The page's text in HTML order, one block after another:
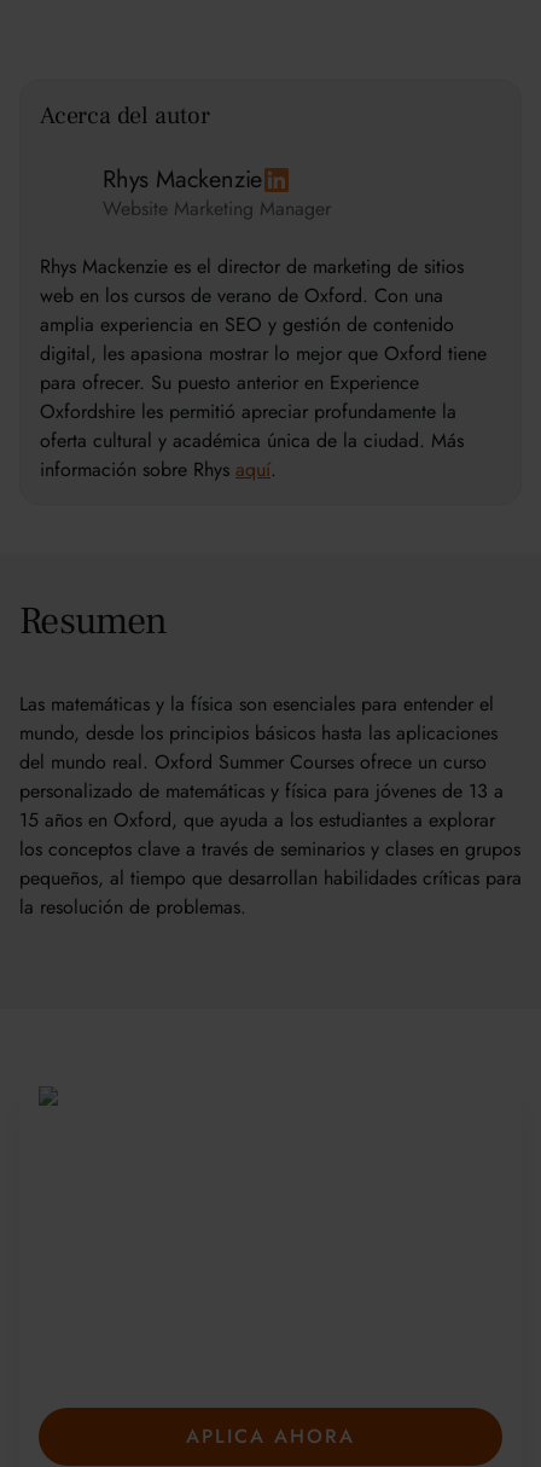
Acerca del autor
Rhys Mackenzie
Website Marketing Manager
Rhys Mackenzie es el director de marketing de sitios
web en los cursos de verano de Oxford. Con una
amplia experiencia en SEO y gestión de contenido
digital, les apasiona mostrar lo mejor que Oxford tiene
para ofrecer. Su puesto anterior en Experience
Oxfordshire les permitió apreciar profundamente la
oferta cultural y académica única de la ciudad. Más
información sobre Rhys aquí.
Resumen
Las matemáticas y la física son esenciales para entender el
mundo, desde los principios básicos hasta las aplicaciones
del mundo real. Oxford Summer Courses ofrece un curso
personalizado de matemáticas y física para jóvenes de 13 a
15 años en Oxford, que ayuda a los estudiantes a explorar
los conceptos clave a través de seminarios y clases en grupos
pequeños, al tiempo que desarrollan habilidades críticas para
la resolución de problemas.
APLICA AHORA